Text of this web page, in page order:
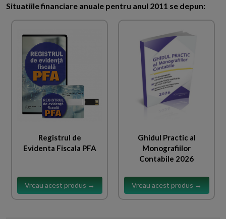
Situatiile financiare anuale pentru anul 2011 se depun:
Registrul de
Evidenta Fiscala PFA
Vreau acest produs →
Ghidul Practic al
Monografiilor
Contabile 2026
Vreau acest produs →